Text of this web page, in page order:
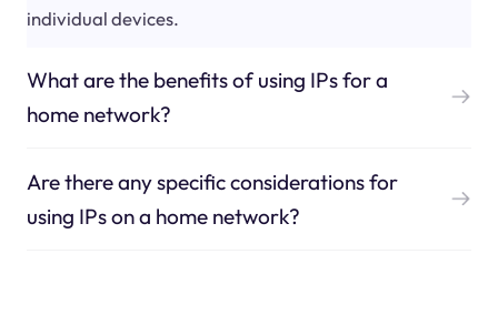
individual devices.
What are the benefits of using IPs for a
home network?
Are there any specific considerations for
using IPs on a home network?